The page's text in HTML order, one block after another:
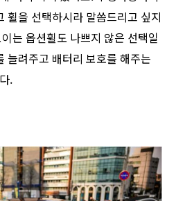
휠을 선택하시라 말씀드리고 싶지
는 옵션휠도 나쁘지 않은 선택일
늘려주고 배터리 보호를 해주는
.